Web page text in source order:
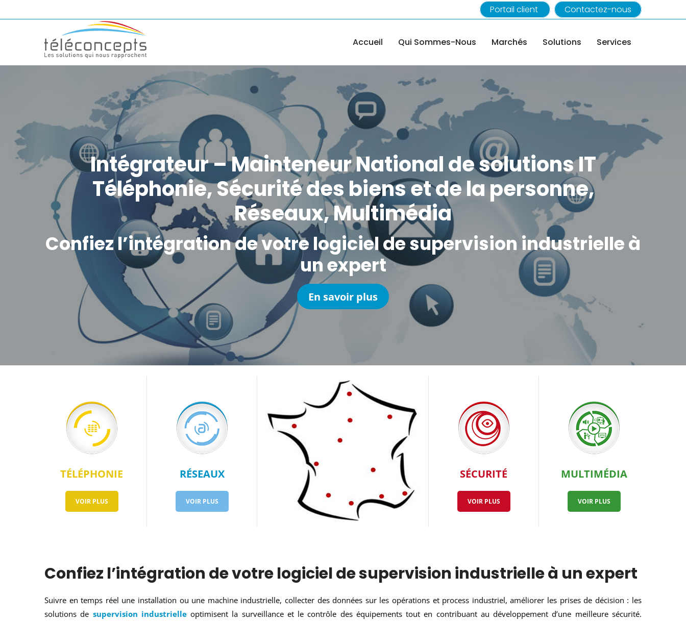
Portail client Contactez-nous
Accueil Qui Sommes-Nous Marchés Solutions Services
Intégrateur – Mainteneur National de solutions IT
Téléphonie, Sécurité des biens et de la personne,
Réseaux, Multimédia
Confiez l’intégration de votre logiciel de supervision industrielle à
un expert
En savoir plus
TÉLÉPHONIE
VOIR PLUS
RÉSEAUX
VOIR PLUS
SÉCURITÉ
VOIR PLUS
MULTIMÉDIA
VOIR PLUS
Confiez l’intégration de votre logiciel de supervision industrielle à un expert
Suivre en temps réel une installation ou une machine industrielle, collecter des données sur les opérations et process industriel, améliorer les prises de décision : les
solutions de supervision industrielleoptimisent la surveillance et le contrôle des équipements tout en contribuant au développement d’une meilleure sécurité.